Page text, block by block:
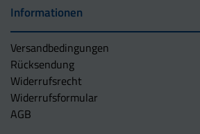
Informationen
Versandbedingungen
Rücksendung
Widerrufsrecht
Widerrufsformular
AGB